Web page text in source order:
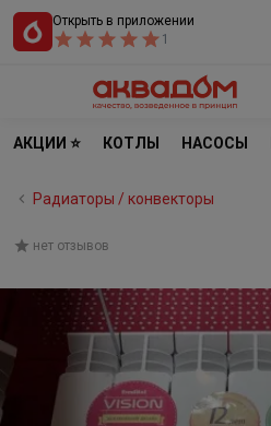
Открыть в приложении
1
АКЦИИ ⭐ КОТЛЫ НАСОСЫ
Радиаторы / конвекторы
нет отзывов